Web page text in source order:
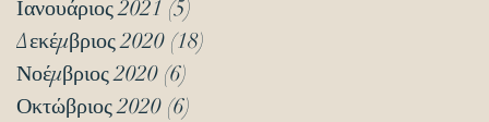
Ιανουάριος 2021 (5)
Δεκέμβριος 2020 (18)
Νοέμβριος 2020 (6)
Οκτώβριος 2020 (6)